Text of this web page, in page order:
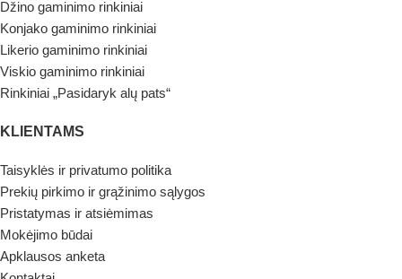
Džino gaminimo rinkiniai
Konjako gaminimo rinkiniai
Likerio gaminimo rinkiniai
Viskio gaminimo rinkiniai
Rinkiniai „Pasidaryk alų pats“
KLIENTAMS
Taisyklės ir privatumo politika
Prekių pirkimo ir grąžinimo sąlygos
Pristatymas ir atsiėmimas
Mokėjimo būdai
Apklausos anketa